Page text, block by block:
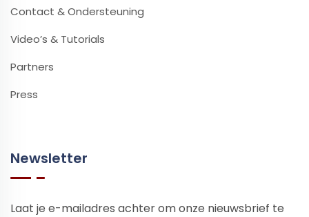
Contact & Ondersteuning
Video’s & Tutorials
Partners
Press
Newsletter
Laat je e-mailadres achter om onze nieuwsbrief te